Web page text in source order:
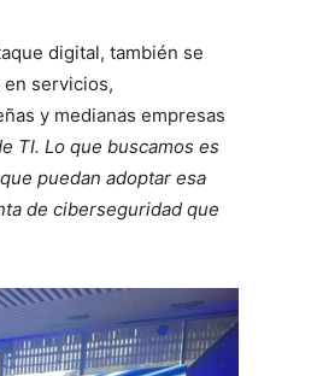
digital, también se
servicios,
y medianas empresas
TI. Lo que buscamos es
puedan adoptar esa
de ciberseguridad que